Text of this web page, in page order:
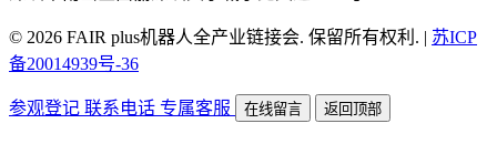
© 2026 FAIR plus机器人全产业链接会. 保留所有权利. | 苏ICP
备20014939号-36
参观登记 联系电话 专属客服 在线留言 返回顶部